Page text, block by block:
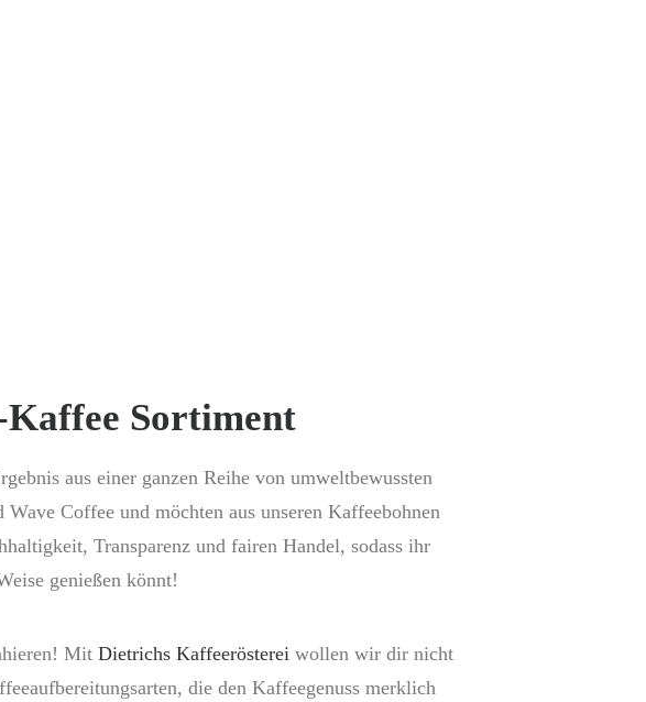
Sortiment
aus einer ganzen Reihe von umweltbewussten
Coffee und möchten aus unseren Kaffeebohnen
Transparenz und fairen Handel, sodass ihr
genießen könnt!
Mit Dietrichs Kaffeerösterei wollen wir dir nicht
die den Kaffeegenuss merklich